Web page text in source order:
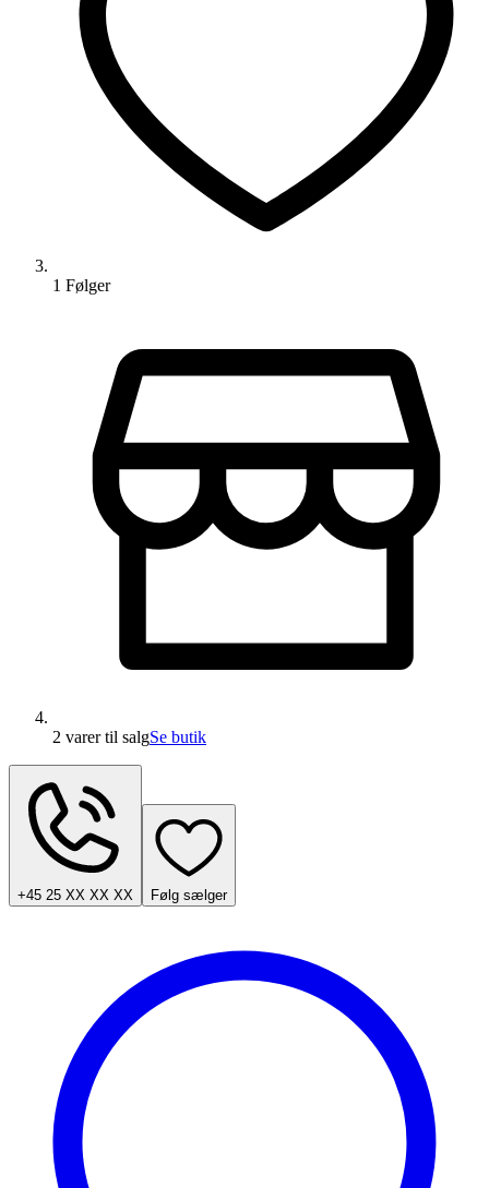
1 Følger
2 varertil salgSe butik
+45 25 XX XX XX Følg sælger